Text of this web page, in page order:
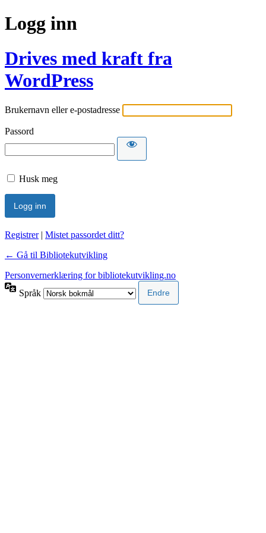
Logg inn
Drives med kraft fra
WordPress
Brukernavn eller e-postadresse
Passord
Husk meg
Registrer| Mistet passordet ditt?
← Gå til Bibliotekutvikling
Personvernerklæring for bibliotekutvikling.no
Språk